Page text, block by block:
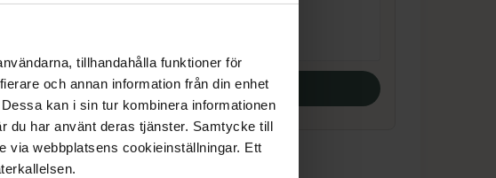
tillhandahålla funktioner för
och annan information från din enhet
kan i sin tur kombinera informationen
du har använt deras tjänster. Samtycke till
via webbplatsens cookieinställningar. Ett
Pris online
för:
Köp båda